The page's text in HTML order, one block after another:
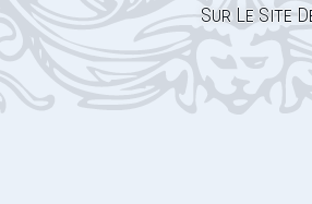
Sur Le Site